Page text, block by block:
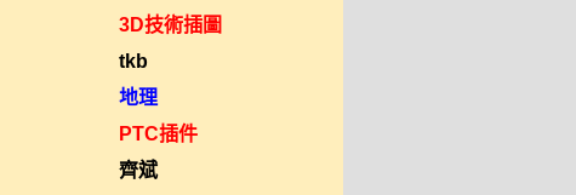
3D技術插圖
tkb
地理
PTC插件
齊斌